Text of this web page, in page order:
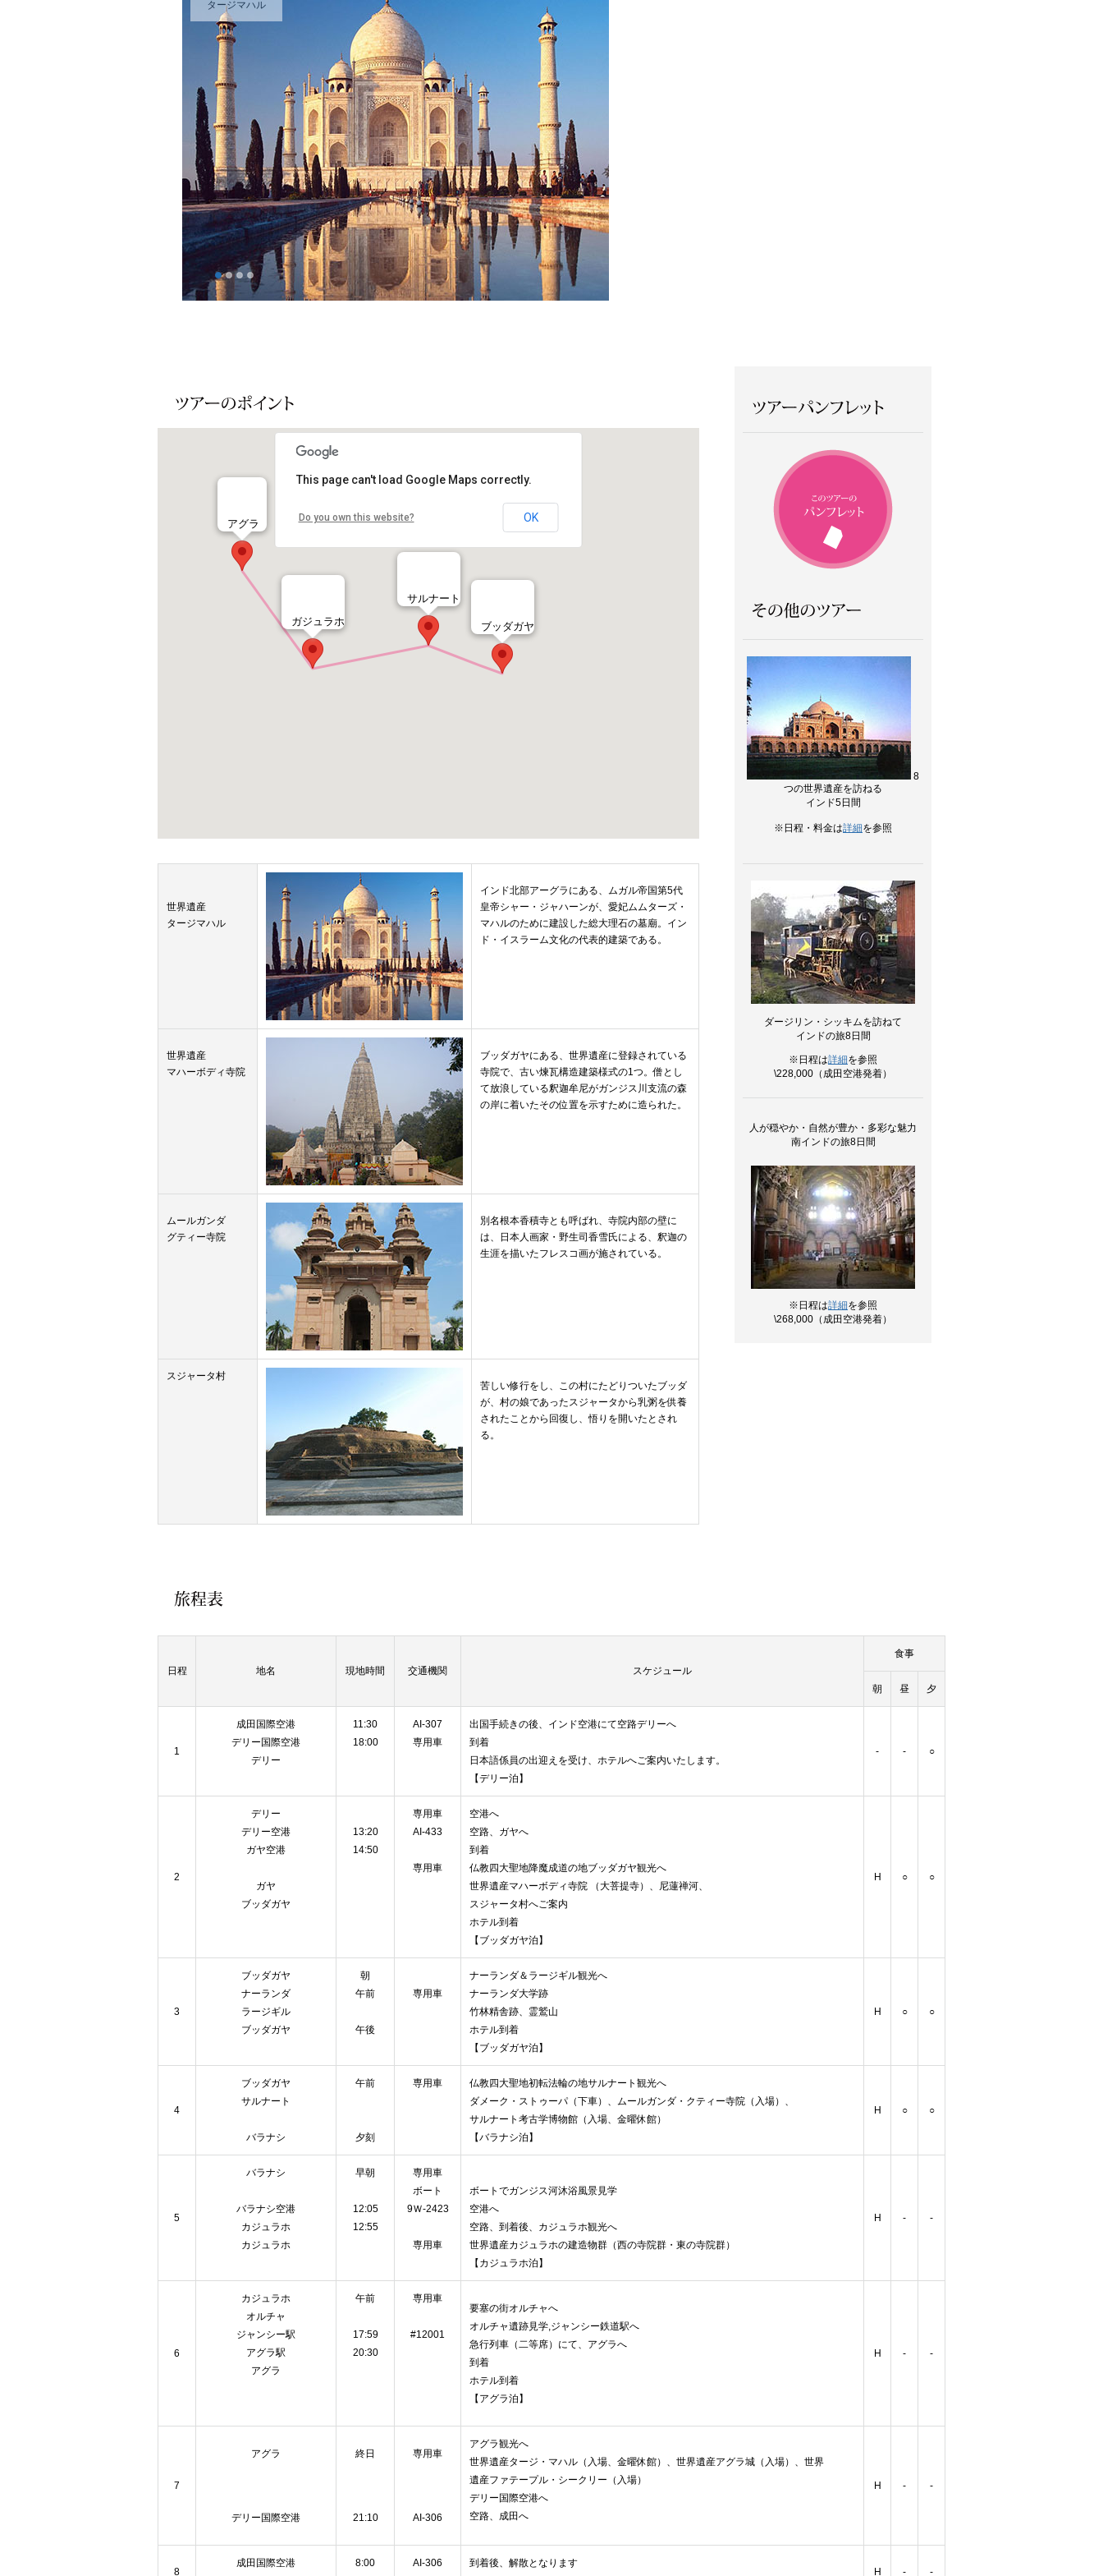
タージマハル
ブッダガヤ
サルナート
ガジュラホ
アグラ
This page can't load Google Maps correctly.
Do you own this website? OK
世界遺産
タージマハル
インド北部アーグラにある、ムガル帝国第5代
皇帝シャー・ジャハーンが、愛妃ムムターズ・
マハルのために建設した総大理石の墓廟。イン
ド・イスラーム文化の代表的建築である。
世界遺産
マハーボディ寺院
ブッダガヤにある、世界遺産に登録されている
寺院で、古い煉瓦構造建築様式の1つ。僧とし
て放浪している釈迦牟尼がガンジス川支流の森
の岸に着いたその位置を示すために造られた。
ムールガンダ
グティー寺院
別名根本香積寺とも呼ばれ、寺院内部の壁に
は、日本人画家・野生司香雪氏による、釈迦の
生涯を描いたフレスコ画が施されている。
スジャータ村
苦しい修行をし、この村にたどりついたブッダ
が、村の娘であったスジャータから乳粥を供養
されたことから回復し、悟りを開いたとされ
る。
8
つの世界遺産を訪ねる
インド5日間
※日程・料金は詳細を参照
ダージリン・シッキムを訪ねて
インドの旅8日間
※日程は詳細を参照
\228,000（成田空港発着）
人が穏やか・自然が豊か・多彩な魅力
南インドの旅8日間
※日程は詳細を参照
\268,000（成田空港発着）
日程 地名 現地時間 交通機関 スケジュール
食事
朝 昼 夕
1
成田国際空港
デリー国際空港
デリー
11:30
18:00
AI-307
専用車
出国手続きの後、インド空港にて空路デリーへ
到着
日本語係員の出迎えを受け、ホテルへご案内いたします。
【デリー泊】
- - ○
2
デリー
デリー空港
ガヤ空港
ガヤ
ブッダガヤ
13:20
14:50
専用車
AI-433
専用車
空港へ
空路、ガヤへ
到着
仏教四大聖地降魔成道の地ブッダガヤ観光へ
世界遺産マハーボディ寺院 （大菩提寺）、尼蓮禅河、
スジャータ村へご案内
ホテル到着
【ブッダガヤ泊】
H ○ ○
3
ブッダガヤ
ナーランダ
ラージギル
ブッダガヤ
朝
午前
午後
専用車
ナーランダ＆ラージギル観光へ
ナーランダ大学跡
竹林精舎跡、霊鷲山
ホテル到着
【ブッダガヤ泊】
H ○ ○
4
ブッダガヤ
サルナート
バラナシ
午前
夕刻
専用車
仏教四大聖地初転法輪の地サルナート観光へ
ダメーク・ストゥーパ（下車）、ムールガンダ・クティー寺院（入場）、
サルナート考古学博物館（入場、金曜休館）
【バラナシ泊】
H ○ ○
5
バラナシ
バラナシ空港
カジュラホ
カジュラホ
早朝
12:05
12:55
専用車
ボート
9Ｗ-2423
専用車
ボートでガンジス河沐浴風景見学
空港へ
空路、到着後、カジュラホ観光へ
世界遺産カジュラホの建造物群（西の寺院群・東の寺院群）
【カジュラホ泊】
H - -
6
カジュラホ
オルチャ
ジャンシー駅
アグラ駅
アグラ
午前
17:59
20:30
専用車
#12001
要塞の街オルチャへ
オルチャ遺跡見学,ジャンシー鉄道駅へ
急行列車（二等席）にて、アグラへ
到着
ホテル到着
【アグラ泊】
H - -
7
アグラ
デリー国際空港
終日
21:10
専用車
AI-306
アグラ観光へ
世界遺産タージ・マハル（入場、金曜休館）、世界遺産アグラ城（入場）、世界
遺産ファテープル・シークリー（入場）
デリー国際空港へ
空路、成田へ
H - -
8
成田国際空港 8:00 AI-306
到着後、解散となります
H - -